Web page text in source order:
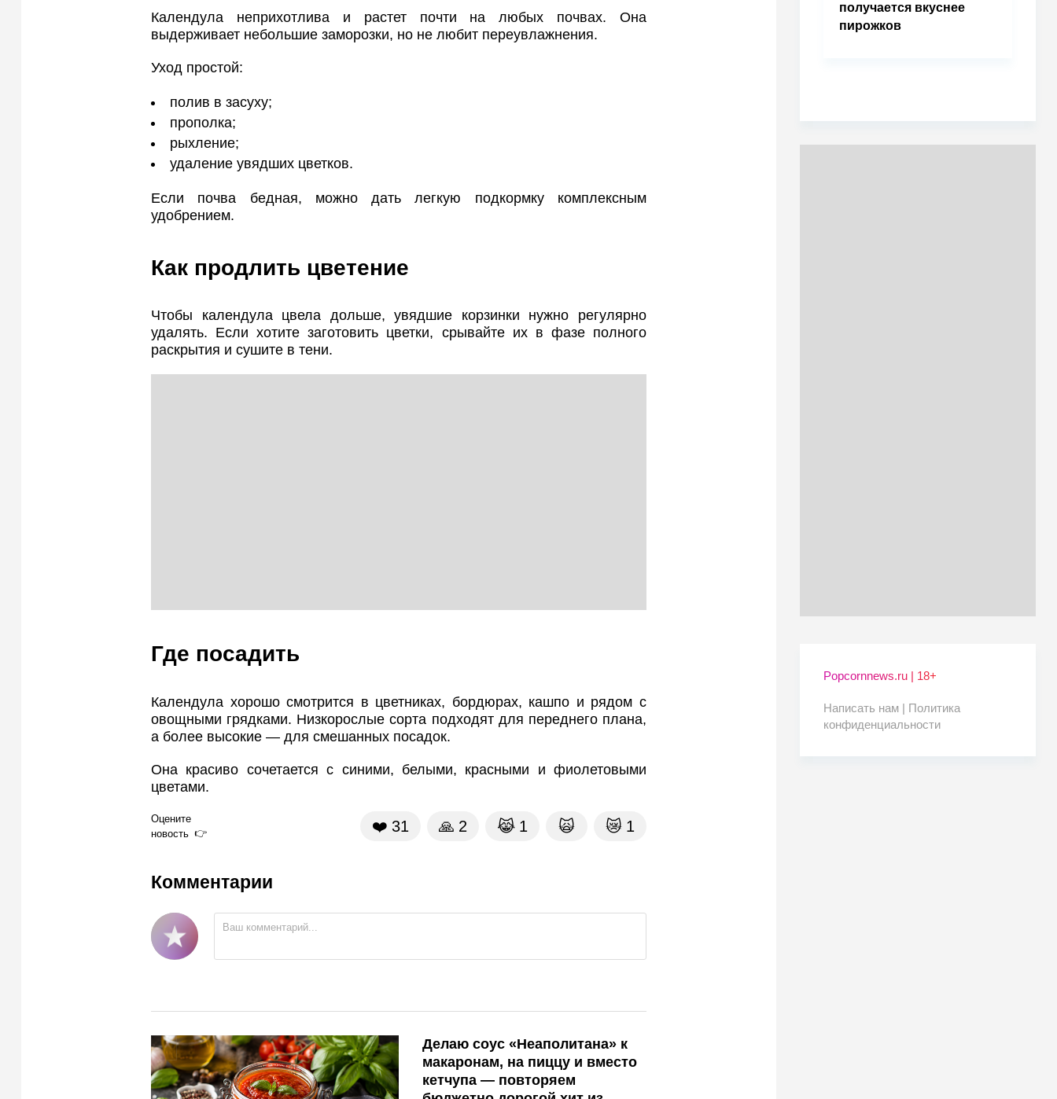
Календула неприхотлива и растет почти на любых почвах. Она
выдерживает небольшие заморозки, но не любит переувлажнения.
Уход простой:
полив в засуху;
прополка;
рыхление;
удаление увядших цветков.
Если почва бедная, можно дать легкую подкормку комплексным
удобрением.
Как продлить цветение
Чтобы календула цвела дольше, увядшие корзинки нужно регулярно
удалять. Если хотите заготовить цветки, срывайте их в фазе полного
раскрытия и сушите в тени.
Где посадить
Календула хорошо смотрится в цветниках, бордюрах, кашпо и рядом с
овощными грядками. Низкорослые сорта подходят для переднего плана,
а более высокие — для смешанных посадок.
Она красиво сочетается с синими, белыми, красными и фиолетовыми
цветами.
Оцените
новость
❤️ 31 🙏 2 😹 1 🙀 😿 1
Комментарии
Делаю соус «Неаполитана» к
макаронам, на пиццу и вместо
кетчупа — повторяем
получается вкуснее
пирожков
Popcornnews.ru | 18+
Написать нам | Политика
конфиденциальности